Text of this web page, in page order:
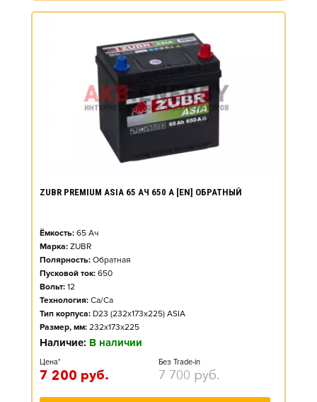
ZUBR PREMIUM ASIA 65 АЧ 650 А [EN] ОБРАТНЫЙ
Ёмкость: 65 Ач
Марка: ZUBR
Полярность: Обратная
Пусковой ток: 650
Вольт: 12
Технология: Ca/Ca
Тип корпуса: D23 (232x173x225) ASIA
Размер, мм: 232x173x225
Наличие: В наличии
Цена*
7 200 руб.
Без Trade-in
7 700 руб.